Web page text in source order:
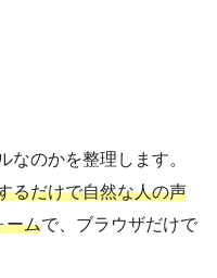
なのかを整理します。
るだけで自然な人の声
ームで、ブラウザだけで